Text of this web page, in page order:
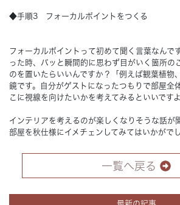
◆手順3 フォーカルポイントをつくる
フォーカルポイントって初めて聞く言葉なん
った時、パッと瞬間的に思わず目がいく箇所の
のを置いたらいいんですか？「例えば観葉植物
鏡です。自分がゲストになったつもりで部屋全
こに視線を向けたいかを考えてみるといいですよ
インテリアを考えるのが楽しくなりそうな話が
部屋を秋仕様にイメチェンしてみてはいかがで
一覧へ戻る